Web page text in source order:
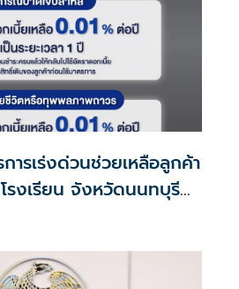
ารเร่งด่วนช่วยเหลือลูกค้า
รงเรียน จังหวัดนนทบุรี